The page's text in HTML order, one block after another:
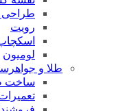
طراحی
رویت
لومیون
طلا و
ساخت